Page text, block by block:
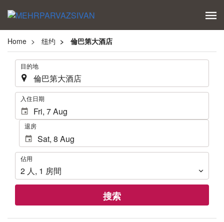
Home 纽约 倫巴第大酒店
. 目的地
. 入住日期
退房
佔
用
佔用
2 人, 1 房間
搜索